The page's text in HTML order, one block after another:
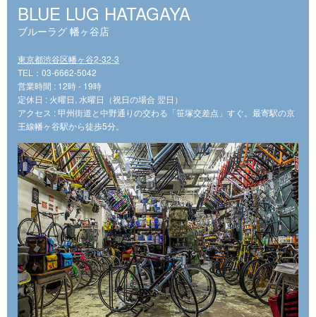
BLUE LUG HATAGAYA
ブルーラグ 幡ヶ谷店
東京都渋谷区幡ヶ谷2-32-3
TEL：03-6662-5042
営業時間 : 12時 - 19時
定休日 : 火曜日, 水曜日（祝日の場合 翌日）
アクセス : 甲州街道と中野通りの交わる「笹塚交差点」すぐ。最寄駅の京
王線幡ヶ谷駅から徒歩5分。